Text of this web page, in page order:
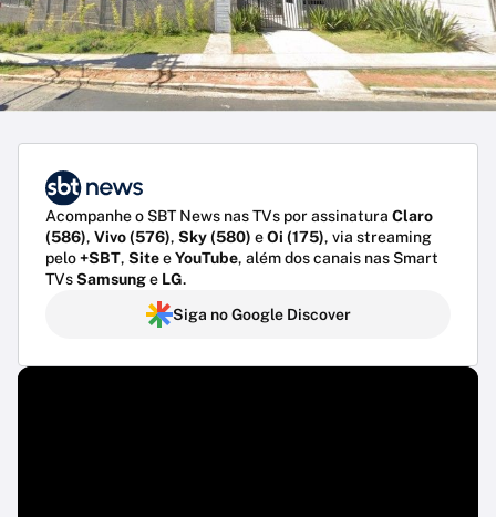
Acompanhe o SBT News nas TVs por assinatura Claro
(586), Vivo (576), Sky (580) eOi (175), via streaming
pelo+SBT, SiteeYouTube, além dos canais nas Smart
TVsSamsunge LG.
Siga no Google Discover